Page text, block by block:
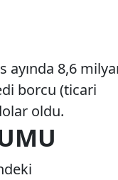
ayında 8,6
borcu (ticari
oldu.